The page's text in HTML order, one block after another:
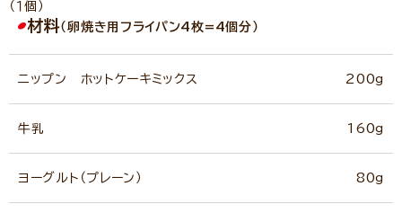
（１個）
材料（卵焼き用フライパン4枚=4個分）
ニップン ホットケーキミックス 200g
牛乳 160g
ヨーグルト（プレーン） 80g